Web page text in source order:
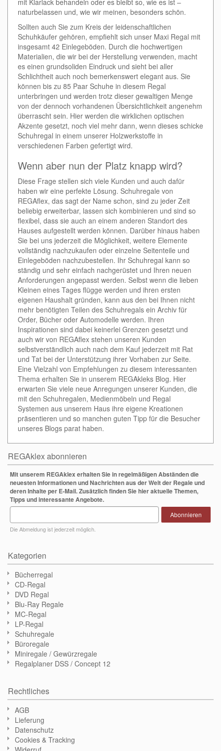
mit Klarlack behandeln oder es bleibt so, wie es ist –
naturbelassen und, wie wir meinen, besonders schön.
Sollten auch Sie zum Kreis der leidenschaftlichen
Schuhkäufer gehören, empfiehlt sich unser Maxi Regal mit
insgesamt 42 Einlegeböden. Durch die hochwertigen
Materialien, die wir bei der Herstellung verwenden, macht
es einen grundsoliden Eindruck und sieht bei aller
Schlichtheit auch noch bemerkenswert elegant aus. Sie
können bis zu 85 Paar Schuhe in diesem Regal
unterbringen und werden trotz dieser gewaltigen Menge
von der dennoch vorhandenen Übersichtlichkeit angenehm
überrascht sein. Hier werden die wirklichen optischen
Akzente gesetzt, noch viel mehr dann, wenn dieses schicke
Schuhregal in einem unserer Holzwerkstoffe in
verschiedenen Farben gefertigt wird.
Wenn aber nun der Platz knapp wird?
Diese Frage stellen sich viele Kunden und auch dafür
haben wir eine perfekte Lösung. Schuhregale von
REGAflex, das sagt der Name schon, sind zu jeder Zeit
beliebig erweiterbar, lassen sich kombinieren und sind so
flexibel, dass sie auch an einem anderen Standort des
Hauses aufgestellt werden können. Darüber hinaus haben
Sie bei uns jederzeit die Möglichkeit, weitere Elemente
vollständig nachzukaufen oder einzelne Seitenteile und
Einlegeböden nachzubestellen. Ihr Schuhregal kann so
ständig und sehr einfach nachgerüstet und Ihren neuen
Anforderungen angepasst werden. Selbst wenn die lieben
Kleinen eines Tages flügge werden und ihren ersten
eigenen Haushalt gründen, kann aus den bei Ihnen nicht
mehr benötigten Teilen des Schuhregals ein Archiv für
Order, Bücher oder Automodelle werden. Ihren
Inspirationen sind dabei keinerlei Grenzen gesetzt und
auch wir von REGAflex stehen unseren Kunden
selbstverständlich auch nach dem Kauf jederzeit mit Rat
und Tat bei der Unterstützung ihrer Vorhaben zur Seite.
Eine Vielzahl von Empfehlungen zu diesem interessanten
Thema erhalten Sie in unserem REGAkleks Blog. Hier
erwarten Sie viele neue Anregungen unserer Kunden, die
mit den Schuhregalen, Medienmöbeln und Regal
Systemen aus unserem Haus ihre eigene Kreationen
präsentieren und so manchen guten Tipp für die Besucher
unseres Blogs parat haben.
REGAklex abonnieren
Mit unserem REGAklex erhalten Sie in regelmäßigen Abständen die
neuesten Informationen und Nachrichten aus der Welt der Regale und
deren Inhalte per E-Mail. Zusätzlich finden Sie hier aktuelle Themen,
Tipps und interessante Angebote.
Die Abmeldung ist jederzeit möglich.
Abonnieren
Kategorien
Bücherregal
CD-Regal
DVD Regal
Blu-Ray Regale
MC-Regal
LP-Regal
Schuhregale
Büroregale
Miniregale / Gewürzregale
Regalplaner DSS / Concept 12
Rechtliches
AGB
Lieferung
Datenschutz
Cookies & Tracking